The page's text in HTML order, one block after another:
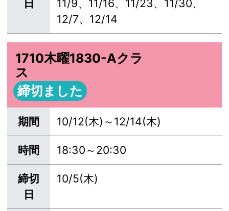
日
11/9、11/16、11/23、11/30、
12/7、12/14
1710木曜1830-Aクラ
ス
締切ました
期間 10/12(木)～12/14(木)
時間 18:30～20:30
締切
日
10/5(木)